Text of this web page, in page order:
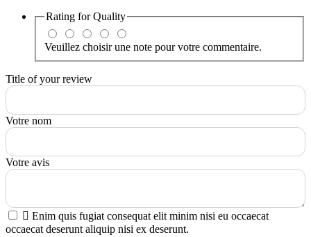
Rating forQuality
Veuillez choisir une note pour votre commentaire.
Title of your review
Votre nom
Votre avis
 Enim quis fugiat consequat elit minim nisi eu occaecat
occaecat deserunt aliquip nisi ex deserunt.